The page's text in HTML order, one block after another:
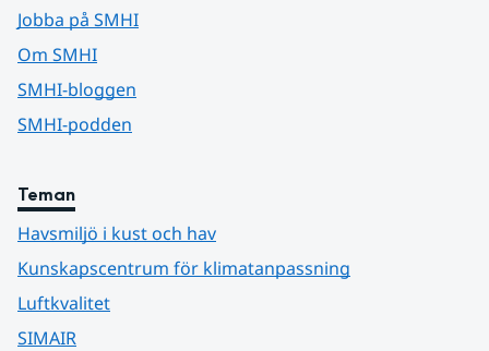
Jobba på SMHI
Om SMHI
SMHI-bloggen
SMHI-podden
Teman
Havsmiljö i kust och hav
Kunskapscentrum för klimatanpassning
Luftkvalitet
SIMAIR